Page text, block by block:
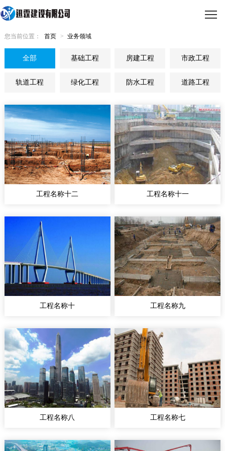
您当前位置： 首页 > 业务领域
全部 基础工程 房建工程 市政工程
轨道工程 绿化工程 防水工程 道路工程
工程名称十二 工程名称十一
工程名称十 工程名称九
工程名称八 工程名称七